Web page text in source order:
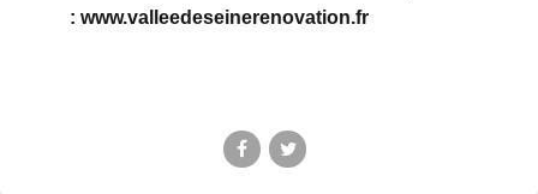
: www.valleedeseinerenovation.fr